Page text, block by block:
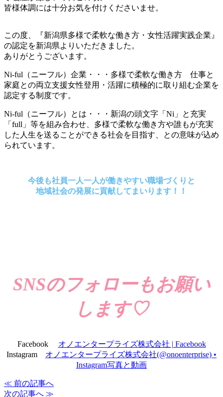
皆様体調には十分お気を付けくださいませ。
この度、『新潟県多様で柔軟な働き方・女性活躍実践企業』
の認定を新潟県よりいただきました。
ありがとうございます。
Ni-ful（ニーフル）企業・・・多様で柔軟な働き方 仕事と
家庭との両立支援女性登用・活躍に積極的に取り組む企業を
認定する制度です。
Ni-ful（ニーフル）とは・・・新潟の頭文字「Ni」と充実
「full」等を組み合わせ、多様で柔軟な働き方や誰もが充実
した人生を送ることができる社会を目指す、との意味が込め
られています。
今後も社員一人一人が働きやすい職場づくりと
地域社会の発展に貢献してまいります！！
SNSのフォローもお願い
します♡
Facebook オノエンタープライズ株式会社 | Facebook
Instagram オノエンタープライズ株式会社(@onoenterprise) •
Instagram写真と動画
≪ 前の記事へ
次の記事へ ≫